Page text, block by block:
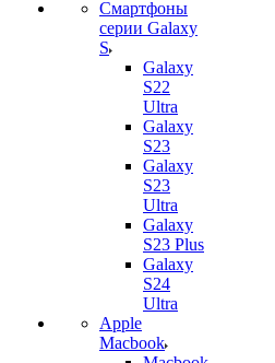
Смартфоны
серии Galaxy
S
Galaxy
S22
Ultra
Galaxy
S23
Galaxy
S23
Ultra
Galaxy
S23 Plus
Galaxy
S24
Ultra
Apple
Macbook